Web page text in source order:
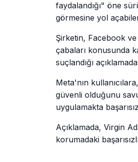
faydalandığı" öne
görmesine yol
Şirketin, Facebook
çabaları konusunda
suçlandığı
Meta'nın
güvenli olduğunu
uygulamakta
Açıklamada, Virgin
korumadaki